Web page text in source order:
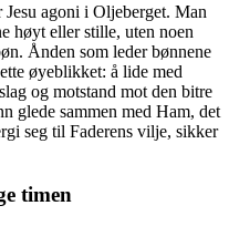
agoni i Oljeberget. Man
høyt eller stille, uten noen
Ånden som leder bønnene
øyeblikket: å lide med
og motstand mot den bitre
glede sammen med Ham, det
seg til Faderens vilje, sikker
timen